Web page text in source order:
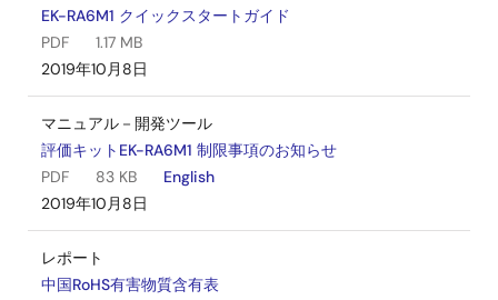
EK-RA6M1 クイックスタートガイド
PDF
1.17 MB
2019年10月8日
マニュアル－開発ツール
評価キットEK-RA6M1 制限事項のお知らせ
PDF
83 KB
English
2019年10月8日
レポート
中国RoHS有害物質含有表